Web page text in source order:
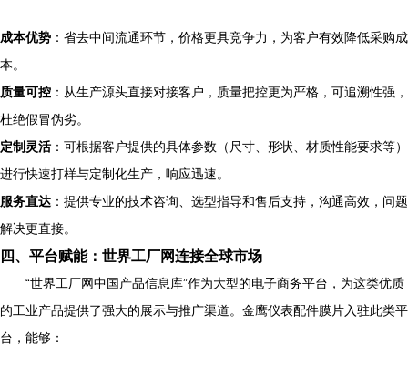
成本优势 ：省去中间流通环节，价格更具竞争力，为客户有效降低采购成
本。
质量可控 ：从生产源头直接对接客户，质量把控更为严格，可追溯性强，
杜绝假冒伪劣。
定制灵活 ：可根据客户提供的具体参数（尺寸、形状、材质性能要求等）
进行快速打样与定制化生产，响应迅速。
服务直达 ：提供专业的技术咨询、选型指导和售后支持，沟通高效，问题
解决更直接。
四、平台赋能：世界工厂网连接全球市场
“世界工厂网中国产品信息库”作为大型的电子商务平台，为这类优质
的工业产品提供了强大的展示与推广渠道。金鹰仪表配件膜片入驻此类平
台，能够：